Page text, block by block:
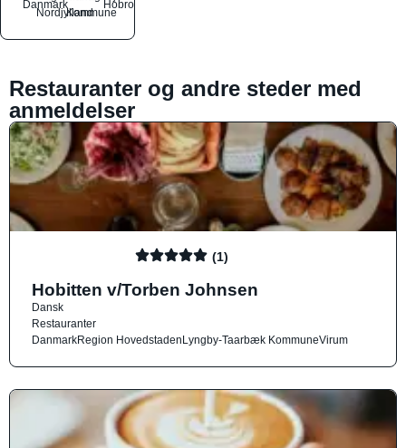
Danmark
Nordjylland
Kommune
Hobro
Restauranter og andre steder med
anmeldelser
(1)
Hobitten v/Torben Johnsen
Dansk
Restauranter
DanmarkRegion HovedstadenLyngby-Taarbæk KommuneVirum